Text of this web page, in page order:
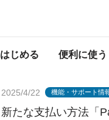
はじめる 便利に使う
2025/4/22 機能・サポート情
新たな支払い方法「